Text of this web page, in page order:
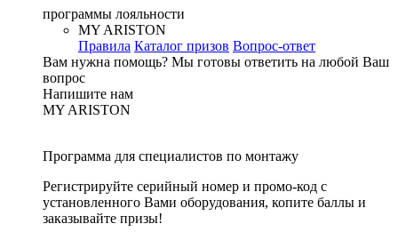
программы лояльности
MY ARISTON
Правила Каталог призов Вопрос-ответ
Вам нужна помощь? Мы готовы ответить на любой Ваш
вопрос
Напишите нам
MY ARISTON
Программа для специалистов по монтажу
Регистрируйте серийный номер и промо-код с
установленного Вами оборудования, копите баллы и
заказывайте призы!